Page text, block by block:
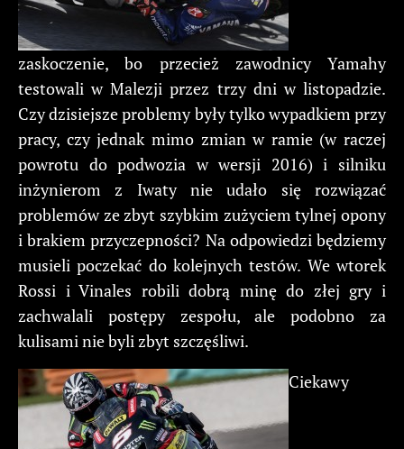
zaskoczenie, bo przecież zawodnicy Yamahy
testowali w Malezji przez trzy dni w listopadzie.
Czy dzisiejsze problemy były tylko wypadkiem przy
pracy, czy jednak mimo zmian w ramie (w raczej
powrotu do podwozia w wersji 2016) i silniku
inżynierom z Iwaty nie udało się rozwiązać
problemów ze zbyt szybkim zużyciem tylnej opony
i brakiem przyczepności? Na odpowiedzi będziemy
musieli poczekać do kolejnych testów. We wtorek
Rossi i Vinales robili dobrą minę do złej gry i
zachwalali postępy zespołu, ale podobno za
kulisami nie byli zbyt szczęśliwi.
Ciekawy